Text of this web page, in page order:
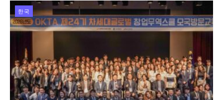
한국